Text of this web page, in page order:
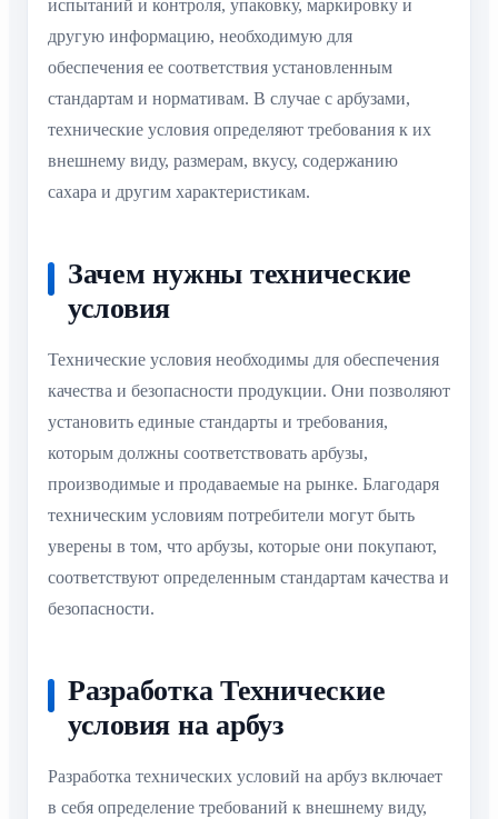
испытаний и контроля, упаковку, маркировку и
другую информацию, необходимую для
обеспечения ее соответствия установленным
стандартам и нормативам. В случае с арбузами,
технические условия определяют требования к их
внешнему виду, размерам, вкусу, содержанию
сахара и другим характеристикам.
Зачем нужны технические
условия
Технические условия необходимы для обеспечения
качества и безопасности продукции. Они позволяют
установить единые стандарты и требования,
которым должны соответствовать арбузы,
производимые и продаваемые на рынке. Благодаря
техническим условиям потребители могут быть
уверены в том, что арбузы, которые они покупают,
соответствуют определенным стандартам качества и
безопасности.
Разработка Технические
условия на арбуз
Разработка технических условий на арбуз включает
в себя определение требований к внешнему виду,